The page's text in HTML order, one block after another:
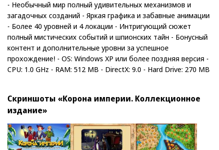
- Необычный мир полный удивительных механизмов и
загадочных созданий - Яркая графика и забавные анимации
- Более 40 уровней и 4 локации - Интригующий сюжет
полный мистических событий и шпионских тайн - Бонусный
контент и дополнительные уровни за успешное
прохождение! - OS: Windows XP или более поздняя версия -
CPU: 1.0 GHz - RAM: 512 MB - DirectX: 9.0 - Hard Drive: 270 MB
Скриншоты «Корона империи. Коллекционное
издание»